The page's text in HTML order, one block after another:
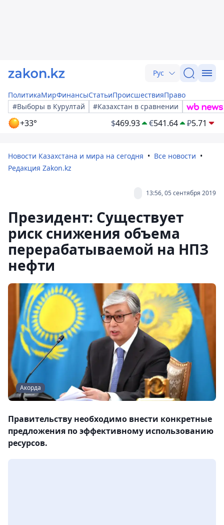
Рус
ПолитикаМирФинансыСтатьиПроисшествияПраво
#Выборы в Курултай
#Казахстан в сравнении
+33° $469.93 €541.64 ₽5.71
Новости Казахстана и мира на сегодня
Все новости
Редакция Zakon.kz
13:56, 05 сентября 2019
Президент: Существует
риск снижения объема
перерабатываемой на НПЗ
нефти
Акорда
Правительству необходимо внести конкретные
предложения по эффективному использованию
ресурсов.